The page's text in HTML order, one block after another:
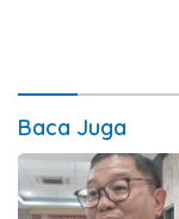
Baca Juga